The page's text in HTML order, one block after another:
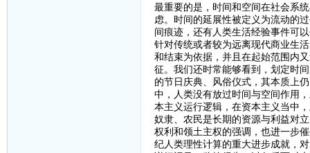
最重要的是，时间和空间在社会系
虑。时间的延展性被定义为流动的
间痕迹，还有人类生活经验事件可
针对传统或者较为远离现代商业生
和结束为依据，并且在起始范围内
征。我们还时常能够看到，划定时
的节日庆典、风俗仪式，其本质上
中，人类没有放过时间与空间作用
本主义运行逻辑，在资本主义当中
奴隶、农民是长期的资源与利益对
权利和领土主权的强调，也进一步
纪人类理性计算的重大进步成就，